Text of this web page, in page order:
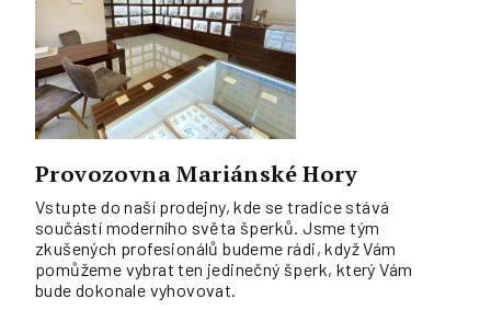
Provozovna Mariánské Hory
Vstupte do naší prodejny, kde se tradice stává
součástí moderního světa šperků. Jsme tým
zkušených profesionálů budeme rádi, když Vám
pomůžeme vybrat ten jedinečný šperk, který Vám
bude dokonale vyhovovat.